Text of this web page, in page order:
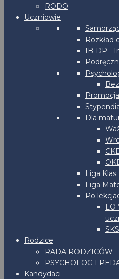
RODO
Uczniowie
Rozkład
IB-DP -
Dla
Liga
Liga
Po
LO
SKS
Rodzice
RADA RODZICÓW
PSYCHOLOG I
Kandydaci